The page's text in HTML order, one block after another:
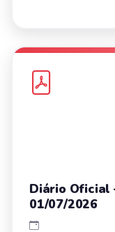
Diário Oficial
01/07/2026